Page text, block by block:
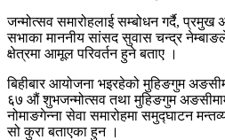
जन्मोत्सव समारोहलाई सम्बोधन गर्दै, प्रमुख
सभाका माननीय सांसद सुवास चन्द्र
क्षेत्रमा आमूल परिवर्तन हुने बताए ।
बिहीबार आयोजना भइरहेको मुहिङगुम
६७ औं शुभजन्मोत्सव तथा मुहिङगुम
नोमाङगेन्ना सेवा समारोहमा समुद्घाटन
सो कुरा बताएका हुन ।